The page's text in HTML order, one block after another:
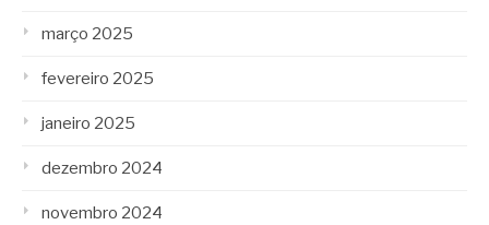
março 2025
fevereiro 2025
janeiro 2025
dezembro 2024
novembro 2024